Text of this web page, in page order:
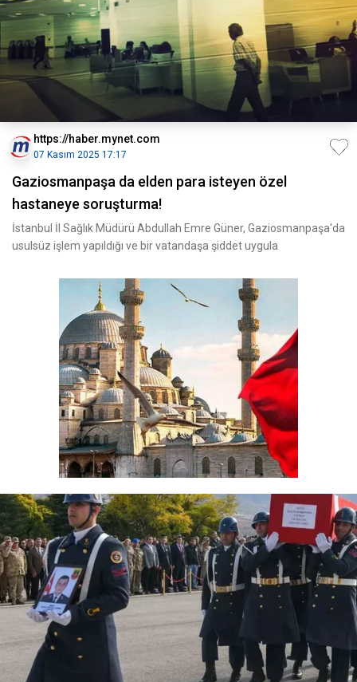
https://haber.mynet.com
07 Kasım 2025 17:17
Gaziosmanpaşa da elden para isteyen özel
hastaneye soruşturma!
İstanbul İl Sağlık Müdürü Abdullah Emre Güner, Gaziosmanpaşa'da
usulsüz işlem yapıldığı ve bir vatandaşa şiddet uygula